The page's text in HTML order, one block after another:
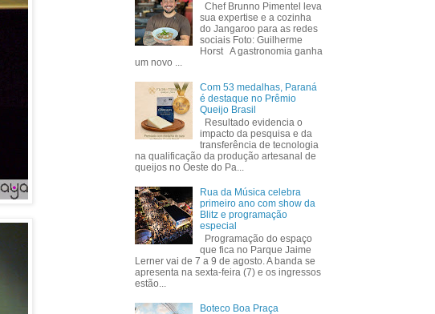
Chef Brunno Pimentel leva
sua expertise e a cozinha
do Jangaroo para as redes
sociais Foto: Guilherme
Horst A gastronomia ganha
um novo ...
Com 53 medalhas, Paraná
é destaque no Prêmio
Queijo Brasil
Resultado evidencia o
impacto da pesquisa e da
transferência de tecnologia
na qualificação da produção artesanal de
queijos no Oeste do Pa...
Rua da Música celebra
primeiro ano com show da
Blitz e programação
especial
Programação do espaço
que fica no Parque Jaime
Lerner vai de 7 a 9 de agosto. A banda se
apresenta na sexta-feira (7) e os ingressos
estão...
Boteco Boa Praça